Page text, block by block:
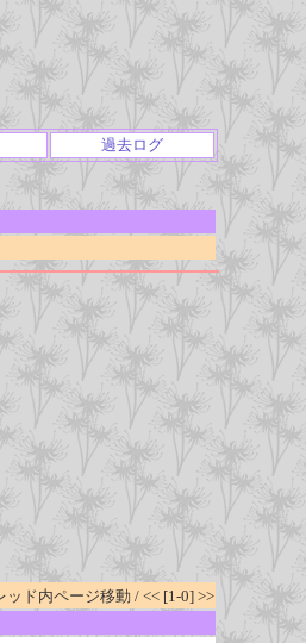
過去ログ
ド内ページ移動 / << [1-0] >>